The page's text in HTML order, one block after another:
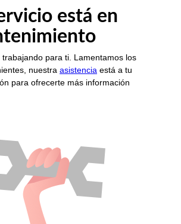
está en
trabajando para ti. Lamentamos los
nuestra asistencia está a tu
para ofrecerte más información